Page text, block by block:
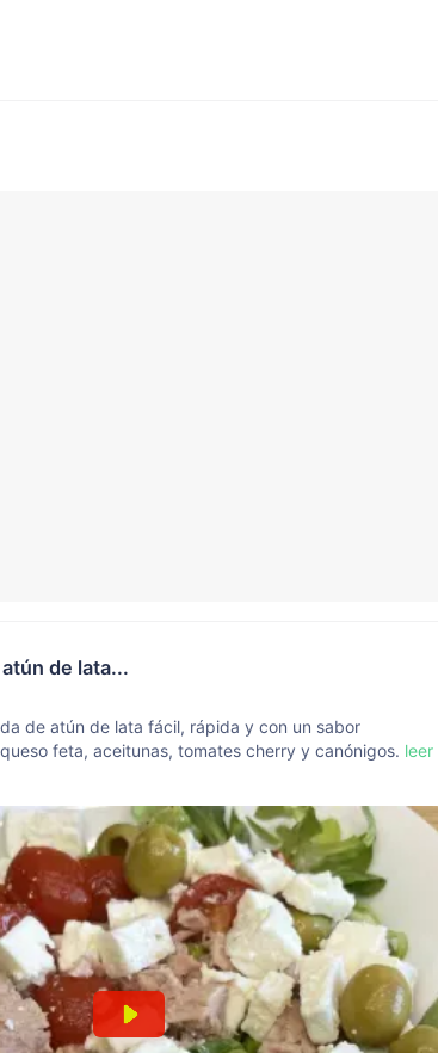
de lata...
de atún de lata fácil, rápida y con un sabor
feta, aceitunas, tomates cherry y canónigos. leer